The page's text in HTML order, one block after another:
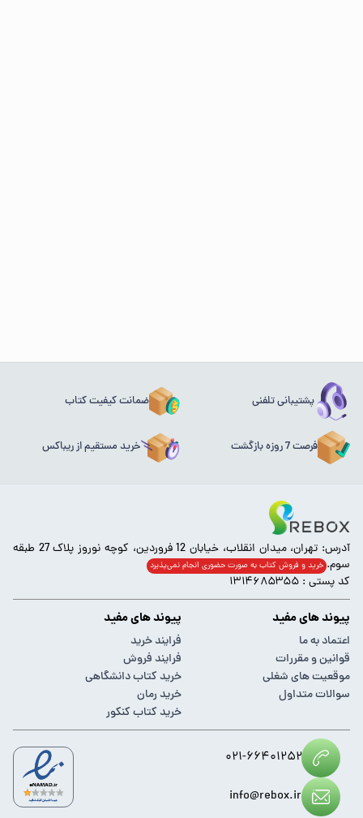
پشتیبانی تلفنی ضمانت کیفیت کتاب
فرصت 7 روزه بازگشت خرید مستقیم از ریباکس
آدرس: تهران، میدان انقلاب، خیابان 12 فروردین، کوچه نوروز پلاک 27 طبقه
سوم. خرید و فروش کتاب به صورت حضوری انجام‌ نمی‌پذیرد
کد پستی : ۱۳۱۴۶۸۵۳۵۵
پیوند های مفید
اعتماد به ما
قوانین و مقررات
موقعیت های شغلی
سوالات متداول
پیوند های مفید
فرایند خرید
فرایند فروش
خرید کتاب دانشگاهی
خرید رمان
خرید کتاب کنکور
۰۲۱-۶۶۴۰۱۲۵۲
info@rebox.ir